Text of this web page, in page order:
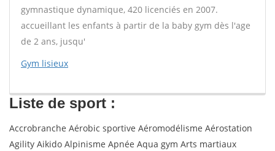
gymnastique dynamique, 420 licenciés en 2007.
accueillant les enfants à partir de la baby gym dès l'age
de 2 ans, jusqu'
Gym lisieux
Liste de sport :
Accrobranche Aérobic sportive Aéromodélisme Aérostation
Agility Aikido Alpinisme Apnée Aqua gym Arts martiaux